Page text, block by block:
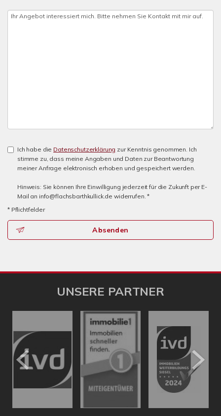
Ich habe die Datenschutzerklärung zur Kenntnis genommen. Ich
stimme zu, dass meine Angaben und Daten zur Beantwortung
meiner Anfrage elektronisch erhoben und gespeichert werden.
Hinweis: Sie können Ihre Einwilligung jederzeit für die Zukunft per E-
Mail an info@flachsbarthkullick.de widerrufen. *
* Pflichtfelder
Absenden
UNSERE PARTNER